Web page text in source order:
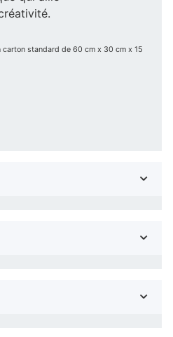
standard de 60 cm x 30 cm x 15